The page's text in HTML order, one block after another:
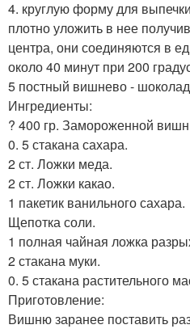
4. круглую форму для
плотно уложить в нее
центра, они соединяются в
около 40 минут при 200
5 постный вишнево -
Ингредиенты:
? 400 гр. Замороженной
0. 5 стакана сахара.
2 ст. Ложки меда.
2 ст. Ложки какао.
1 пакетик ванильного сахара.
Щепотка соли.
1 полная чайная ложка
2 стакана муки.
0. 5 стакана растительного
Приготовление:
Вишню заранее поставить